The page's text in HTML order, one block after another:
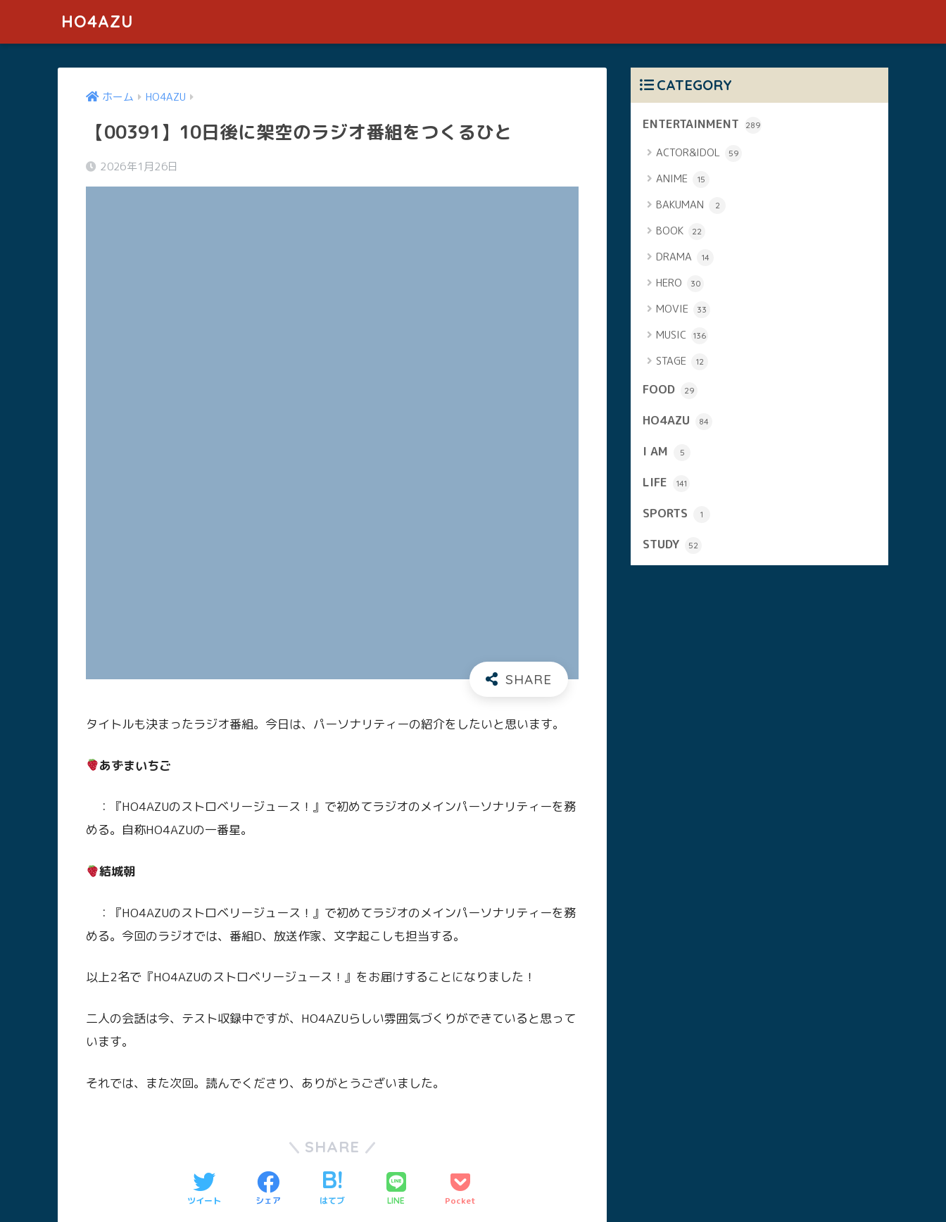
HO4AZU
ホーム HO4AZU
【00391】10日後に架空のラジオ番組をつくるひと
2026年1月26日
タイトルも決まったラジオ番組。今日は、パーソナリティーの紹介をしたいと思います。
あずまいちご
：『HO4AZUのストロベリージュース！』で初めてラジオのメインパーソナリティーを務
める。自称HO4AZUの一番星。
結城朝
：『HO4AZUのストロベリージュース！』で初めてラジオのメインパーソナリティーを務
める。今回のラジオでは、番組D、放送作家、文字起こしも担当する。
以上2名で『HO4AZUのストロベリージュース！』をお届けすることになりました！
二人の会話は今、テスト収録中ですが、HO4AZUらしい雰囲気づくりができていると思って
います。
それでは、また次回。読んでくださり、ありがとうございました。
SHARE
ツイート シェア はてブ LINE Pocket
CATEGORY
ENTERTAINMENT 289
ACTOR&IDOL 59
ANIME 15
BAKUMAN 2
BOOK 22
DRAMA 14
HERO 30
MOVIE 33
MUSIC 136
STAGE 12
FOOD 29
HO4AZU 84
I AM 5
LIFE 141
SPORTS 1
STUDY 52